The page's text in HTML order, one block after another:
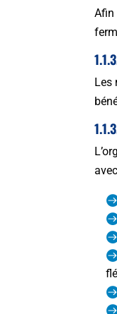
Afin
Les